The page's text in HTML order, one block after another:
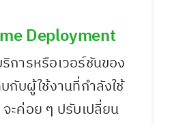
Deployment
การหรือเวอร์ชันของ
กับผู้ใช้งานที่กำลังใช้
ะค่อย ๆ ปรับเปลี่ยน